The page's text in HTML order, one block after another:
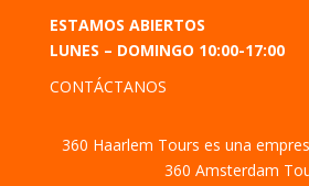
ESTAMOS ABIERTOS
LUNES – DOMINGO 10:00-17:00
CONTÁCTANOS
360 Haarlem Tours es una
360 Amsterdam